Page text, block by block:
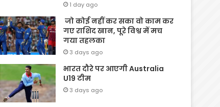
1 day ago
जो कोई नहीं कर सका वो काम कर
गए राशिद खान, पूरे विश्व में मच
गया तहलका
3 days ago
भारत दौरे पर आएगी Australia
U19 टीम
3 days ago